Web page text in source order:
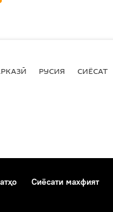
РУСИЯ СИЁСАТ
Сиёсати махфият